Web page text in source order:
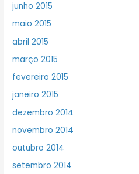
junho 2015
maio 2015
abril 2015
março 2015
fevereiro 2015
janeiro 2015
dezembro 2014
novembro 2014
outubro 2014
setembro 2014